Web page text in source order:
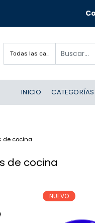
Todas las categorías
INICIO CATEGORÍAS
de cocina
de cocina
NUEVO